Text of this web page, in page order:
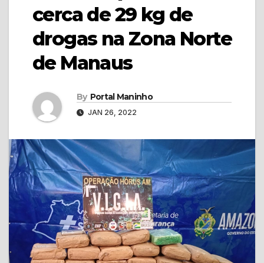
cerca de 29 kg de
drogas na Zona Norte
de Manaus
By Portal Maninho
JAN 26, 2022